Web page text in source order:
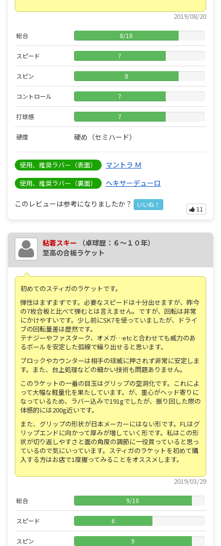
2019/08/20
総合 8/10
スピード 7
スピン 8
コントロール 7
打球感 7
硬度 硬め（セミハード）
使用、推奨ラバー（表面） マントラ Ｍ
使用、推奨ラバー（裏面） ヘキサーデューロ
このレビューは参考になりましたか？ いいね！
11
粘着スキー
（卓球歴：６～１０年）
至高の合板ラケット
初めてのスティガのラケットです。
弾性はまずまずです。必要なスピードは十分出せますが、昨今
の7枚合板と比べて弾むとは言えません。ですが、回転は非常
にかけやすいです。少し前にSK7を使っていましたが、ドライ
ブの回転量差は歴然です。
テナジーやファスターク、オメガ…etcと合わせても威力のあ
るボールを安定した弧線で繰り出せると思います。
ブロックやカウンターは相手の球威に押されず非常に安定しま
す。また、台上処理などの細かい技術も問題ありません。
このラケットの一番の目玉はグリップの空洞化です。これによ
って大幅な軽量化を果たしています。が、重心がヘッド寄りに
なっているため、ラバー込みで191gでしたが、振り回した際の
体感的には200g近いです。
また、グリップの形状が日本メーカーにはない形です。FLはグ
リップエンドに向かって厚みが増していく形です。私はこの形
状が切り返しやすさと面の角度の調節に一役買っていると思っ
ているので気にいっています。スティガのラケットを初めて購
入する方はお店で1度握ってみることをオススメします。
2019/03/29
総合 9/10
スピード 6
スピン 9